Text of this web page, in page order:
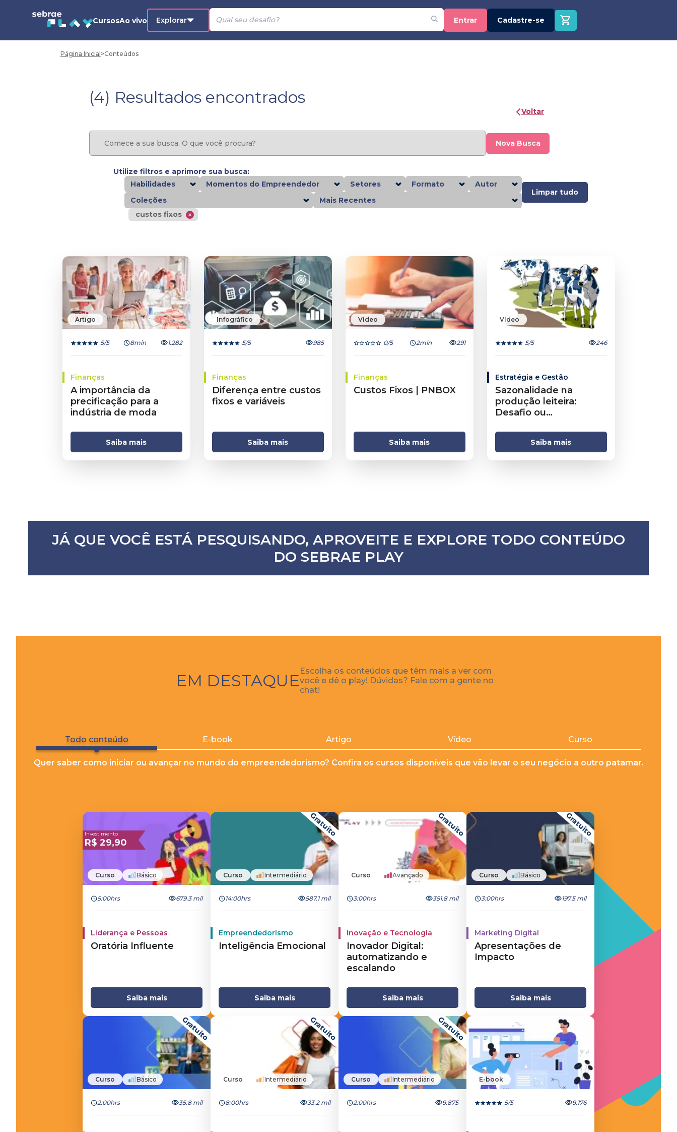
CursosAo vivo Explorar Entrar Cadastre-se
Página Inicial >Conteúdos
(4) Resultados encontrados
Voltar
Nova Busca
Utilize filtros e aprimore sua busca:
Habilidades
Momentos do Empreendedor Setores Formato
Autor
Coleções
Mais Recentes
Limpar tudo
custos fixos
Artigo
5/5 8min 1.282
Finanças
A importância da
precificação para a
indústria de moda
Saiba mais
Infográfico
5/5 985
Finanças
Diferença entre custos
fixos e variáveis
Saiba mais
Vídeo
0/5 2min 291
Finanças
Custos Fixos | PNBOX
Saiba mais
Vídeo
5/5 246
Estratégia e Gestão
Sazonalidade na
produção leiteira:
Desafio ou
Saiba mais
JÁ QUE VOCÊ ESTÁ PESQUISANDO, APROVEITE E EXPLORE TODO CONTEÚDO
DO SEBRAE PLAY
EM DESTAQUE Escolha os conteúdos que têm mais a ver com
você e dê o play! Dúvidas? Fale com a gente no
chat!
Todo conteúdo E-book Artigo Vídeo Curso
Quer saber como iniciar ou avançar no mundo do empreendedorismo? Confira os cursos disponíveis que vão levar o seu negócio a outro patamar.
Investimento
R$ 29,90
Curso Básico
5:00hrs 679.3 mil
Liderança e Pessoas
Oratória Influente
Saiba mais
Gratuito
Curso Intermediário
14:00hrs 587.1 mil
Empreendedorismo
Inteligência Emocional
Saiba mais
Gratuito
Curso Avançado
3:00hrs 351.8 mil
Inovação e Tecnologia
Inovador Digital:
automatizando e
escalando
Saiba mais
Gratuito
Curso Básico
3:00hrs 197.5 mil
Marketing Digital
Apresentações de
Impacto
Saiba mais
Gratuito
Curso Básico
2:00hrs 35.8 mil
Gratuito
Curso Intermediário
8:00hrs 33.2 mil
Gratuito
Curso Intermediário
2:00hrs 9.875
E-book
5/5 9.176